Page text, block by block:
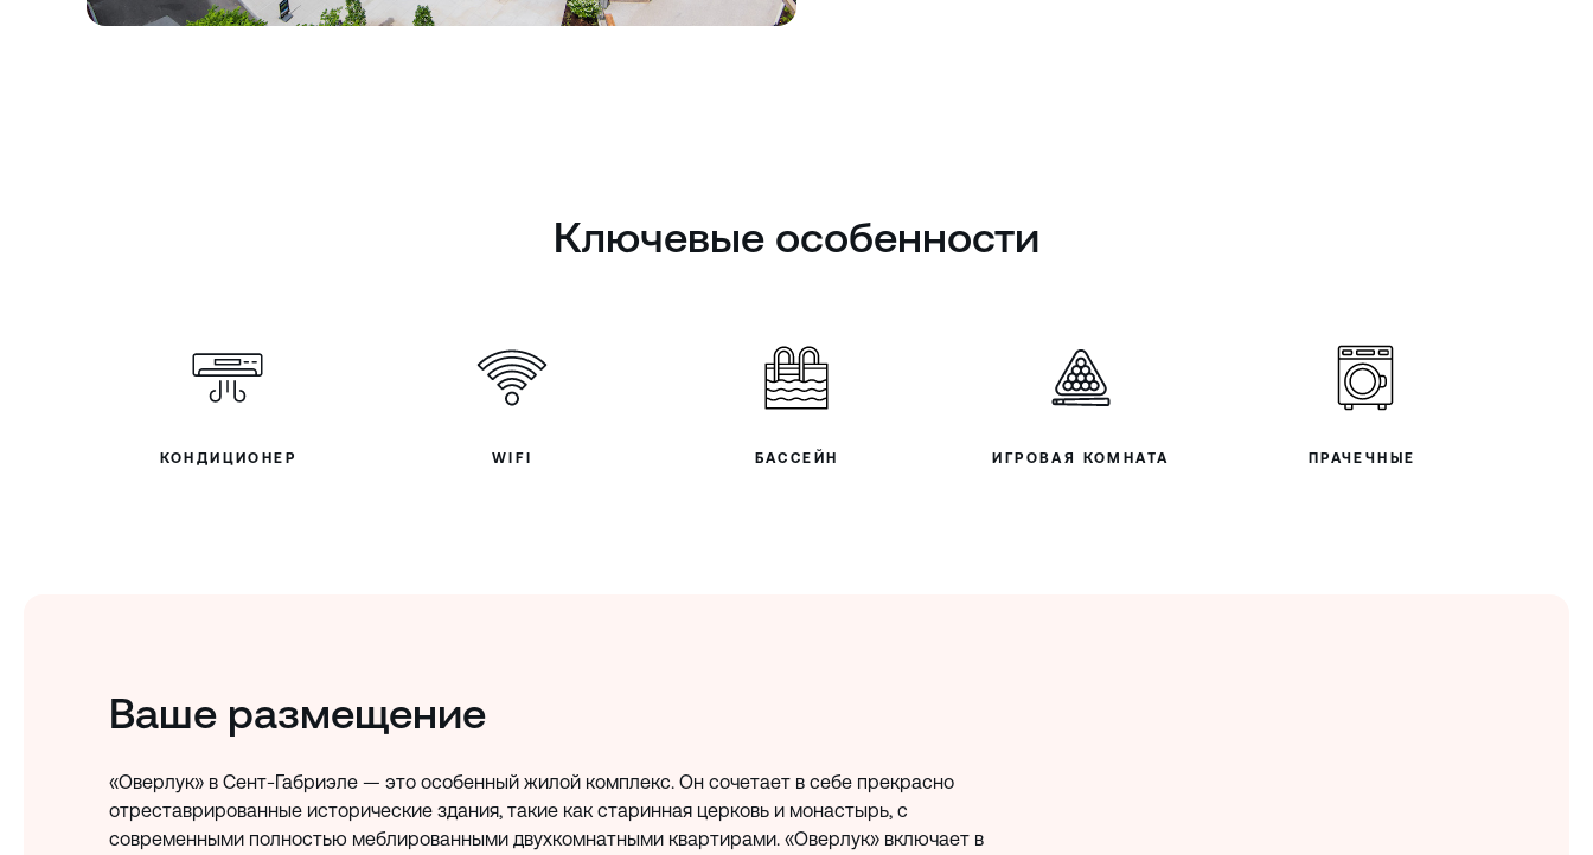
Ключевые особенности
КОНДИЦИОНЕР WIFI БАССЕЙН ИГРОВАЯ КОМНАТА ПРАЧЕЧНЫЕ
Ваше размещение
«Оверлук» в Сент-Габриэле — это особенный жилой комплекс. Он сочетает в себе прекрасно
отреставрированные исторические здания, такие как старинная церковь и монастырь, с
современными полностью меблированными двухкомнатными квартирами. «Оверлук» включает в